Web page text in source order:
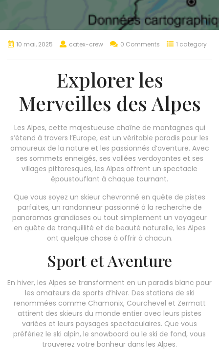
10 mai, 2025 catex-crew 0 Comments 1 category
Explorer les
Merveilles des Alpes
Les Alpes, cette majestueuse chaîne de montagnes qui
s’étend à travers l’Europe, est un véritable paradis pour les
amoureux de la nature et les passionnés d’aventure. Avec
ses sommets enneigés, ses vallées verdoyantes et ses
villages pittoresques, les Alpes offrent un spectacle
époustouflant à chaque tournant.
Que vous soyez un skieur chevronné en quête de pistes
parfaites, un randonneur passionné à la recherche de
panoramas grandioses ou tout simplement un voyageur
en quête de tranquillité et de beauté naturelle, les Alpes
ont quelque chose à offrir à chacun.
Sport et Aventure
En hiver, les Alpes se transforment en un paradis blanc pour
les amateurs de sports d’hiver. Des stations de ski
renommées comme Chamonix, Courchevel et Zermatt
attirent des skieurs du monde entier avec leurs pistes
variées et leurs paysages spectaculaires. Que vous
préfériez le ski alpin, le snowboard ou le ski de fond, vous
trouverez votre bonheur dans les Alpes.